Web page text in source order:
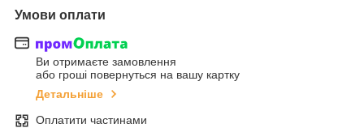
Умови оплати
Ви отримаєте замовлення
або гроші повернуться на вашу картку
Детальніше
Оплатити частинами